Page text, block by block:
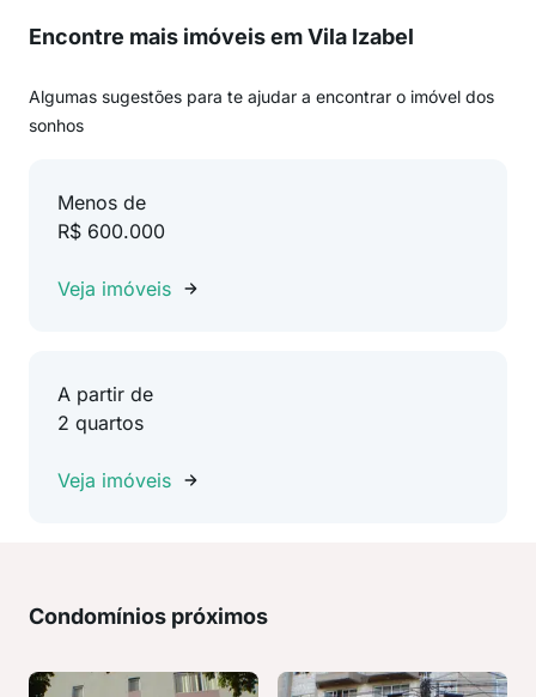
Encontre mais imóveis em Vila Izabel
Algumas sugestões para te ajudar a encontrar o imóvel dos
sonhos
Menos de
R$ 600.000
Veja imóveis
A partir de
2 quartos
Veja imóveis
Condomínios próximos